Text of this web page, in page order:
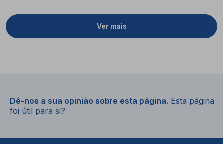
Ver mais
Dê-nos a sua opinião sobre esta página. Esta página
foi útil para si?